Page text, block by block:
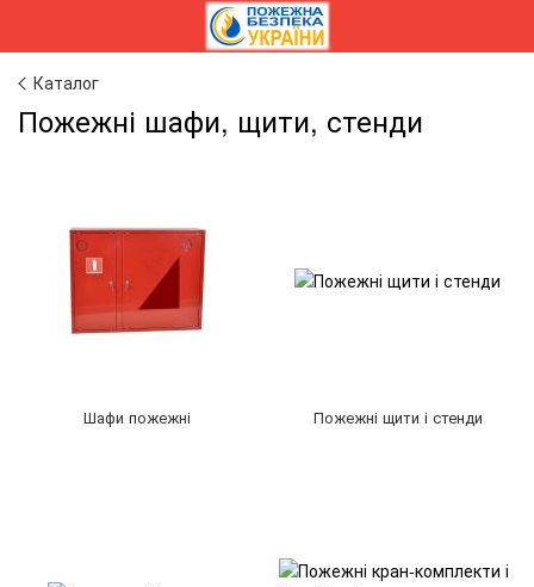
Каталог
Пожежні шафи, щити, стенди
Шафи пожежні Пожежні щити і стенди